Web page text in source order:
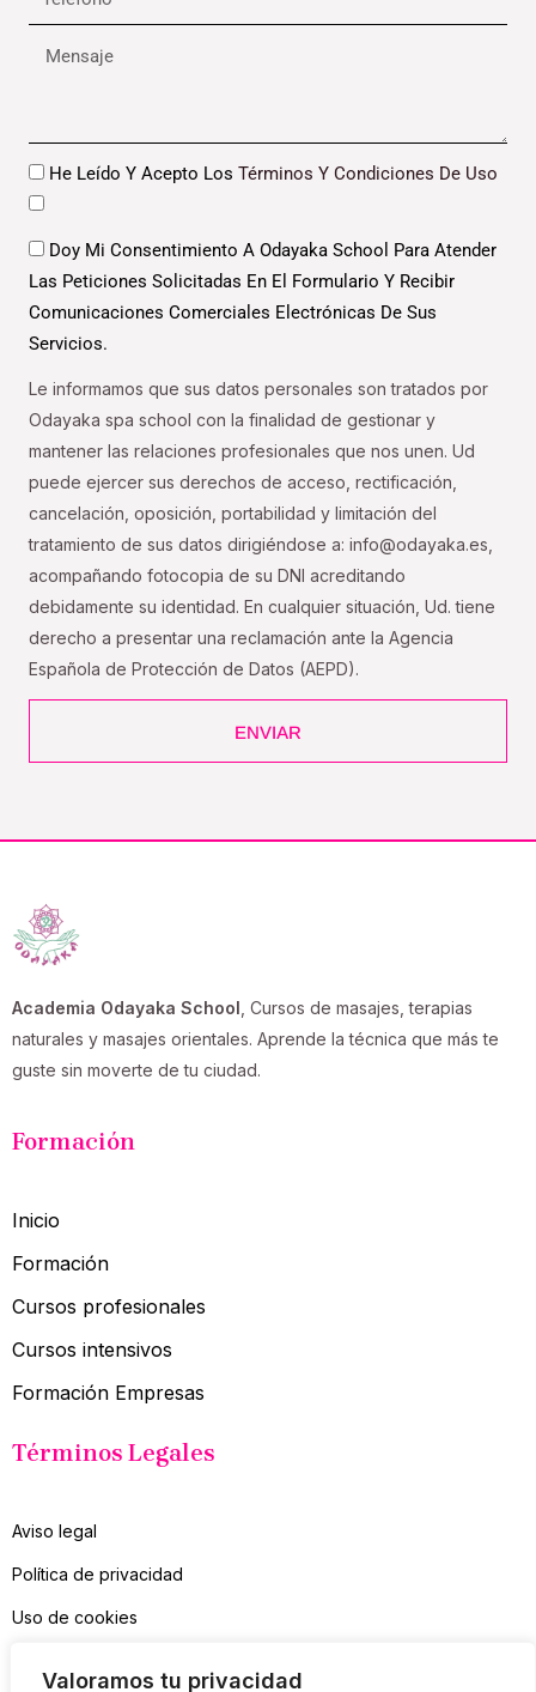
Valoramos tu privacidad
Mensaje
DatosHe Leído Y Acepto Los Términos Y Condiciones De Uso
DatosDoy Mi Consentimiento A Odayaka School Para Atender
Las Peticiones Solicitadas En El Formulario Y Recibir
Comunicaciones Comerciales Electrónicas De Sus
Servicios.
Le informamos que sus datos personales son tratados por
Odayaka spa school con la finalidad de gestionar y
mantener las relaciones profesionales que nos unen. Ud
puede ejercer sus derechos de acceso, rectificación,
cancelación, oposición, portabilidad y limitación del
tratamiento de sus datos dirigiéndose a: info@odayaka.es,
acompañando fotocopia de su DNI acreditando
debidamente su identidad. En cualquier situación, Ud. tiene
derecho a presentar una reclamación ante la Agencia
Española de Protección de Datos (AEPD).
ENVIAR
Academia Odayaka School , Cursos de masajes, terapias
naturales y masajes orientales. Aprende la técnica que más te
guste sin moverte de tu ciudad.
Formación
Inicio
Formación
Cursos profesionales
Cursos intensivos
Formación Empresas
Términos Legales
Aviso legal
Política de privacidad
Uso de cookies